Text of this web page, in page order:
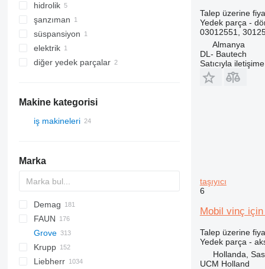
bomlar
vinç vinçleri
döner yataklar
bom burun palangaları
hidrolik
hidrolik pompalar
hidrolik silindirler
şanzıman
transfer kutuları
süspansiyon
aks taşıyıcıları
elektrik
diğer elektrik yedek parçaları
diğer yedek parçalar
Makine kategorisi
iş makineleri
Marka
580
Demag
AC
CC
HC
TC
BF
FAUN
ATF
HK
RTF
MHL
AMK
Grove
AMZ
AT
H-series
KH
SCX
NK
Krupp
GMT
Liebherr
Talep üzerine
Yedek parça -
03012551,
Almanya
DL- Bautech
Satıcıyla
taşıyıcı
6
Mobil vinç için
Talep üzerine
Yedek parça - aks
Hollanda,
UCM Holland